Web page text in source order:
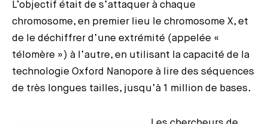
L’objectif était de s’attaquer à chaque
chromosome, en premier lieu le chromosome X, et
de le déchiffrer d’une extrémité (appelée «
télomère ») à l’autre, en utilisant la capacité de la
technologie Oxford Nanopore à lire des séquences
de très longues tailles, jusqu’à 1 million de bases.